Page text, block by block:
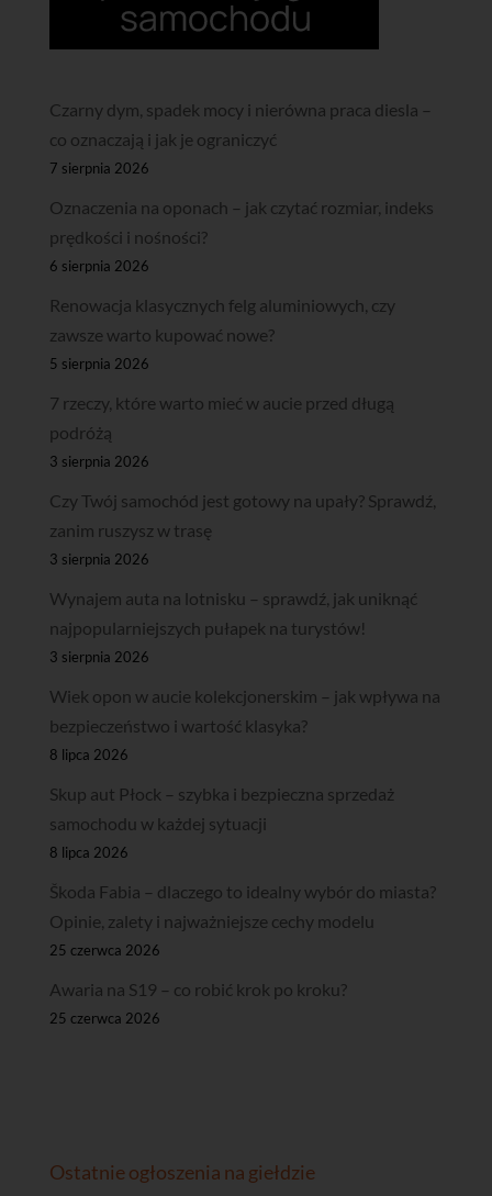
Czarny dym, spadek mocy i nierówna praca diesla –
co oznaczają i jak je ograniczyć
7 sierpnia 2026
Oznaczenia na oponach – jak czytać rozmiar, indeks
prędkości i nośności?
6 sierpnia 2026
Renowacja klasycznych felg aluminiowych, czy
zawsze warto kupować nowe?
5 sierpnia 2026
7 rzeczy, które warto mieć w aucie przed długą
podróżą
3 sierpnia 2026
Czy Twój samochód jest gotowy na upały? Sprawdź,
zanim ruszysz w trasę
3 sierpnia 2026
Wynajem auta na lotnisku – sprawdź, jak uniknąć
najpopularniejszych pułapek na turystów!
3 sierpnia 2026
Wiek opon w aucie kolekcjonerskim – jak wpływa na
bezpieczeństwo i wartość klasyka?
8 lipca 2026
Skup aut Płock – szybka i bezpieczna sprzedaż
samochodu w każdej sytuacji
8 lipca 2026
Škoda Fabia – dlaczego to idealny wybór do miasta?
Opinie, zalety i najważniejsze cechy modelu
25 czerwca 2026
Awaria na S19 – co robić krok po kroku?
25 czerwca 2026
Ostatnie ogłoszenia na giełdzie